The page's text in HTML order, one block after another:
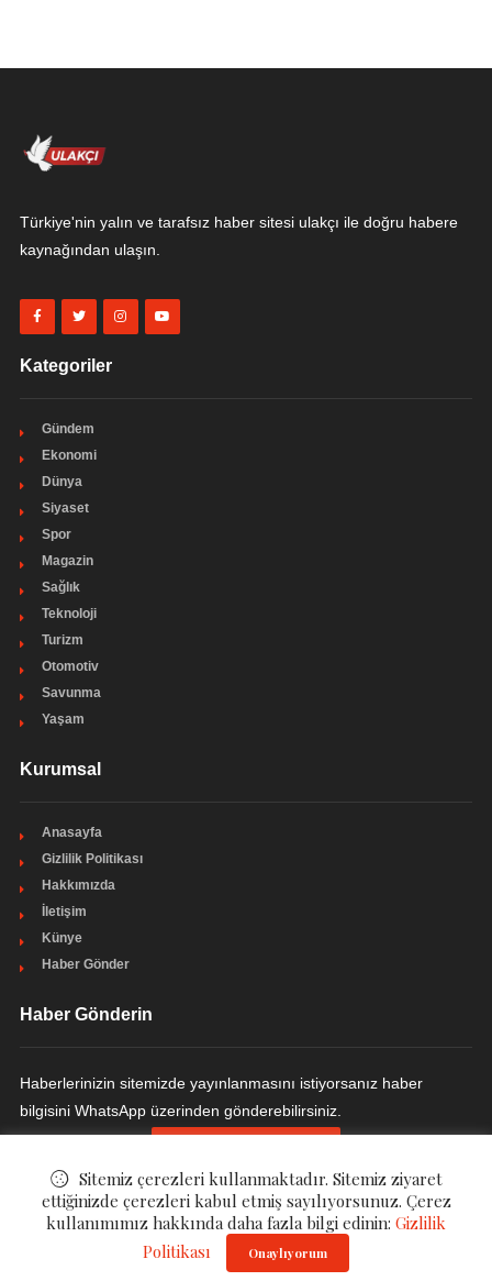
Türkiye'nin yalın ve tarafsız haber sitesi ulakçı ile doğru habere
kaynağından ulaşın.
Kategoriler
Gündem
Ekonomi
Dünya
Siyaset
Spor
Magazin
Sağlık
Teknoloji
Turizm
Otomotiv
Savunma
Yaşam
Kurumsal
Anasayfa
Gizlilik Politikası
Hakkımızda
İletişim
Künye
Haber Gönder
Haber Gönderin
Haberlerinizin sitemizde yayınlanmasını istiyorsanız haber
bilgisini WhatsApp üzerinden gönderebilirsiniz.
. All Rights Reserved.
Sitemiz çerezleri kullanmaktadır. Sitemiz ziyaret
ettiğinizde çerezleri kabul etmiş sayılıyorsunuz. Çerez
kullanımımız hakkında daha fazla bilgi edinin: Gizlilik
Politikası
Onaylıyorum